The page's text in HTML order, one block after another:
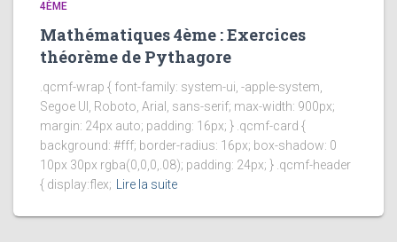
4ÈME
Mathématiques 4ème : Exercices
théorème de Pythagore
.qcmf-wrap { font-family: system-ui, -apple-system,
Segoe UI, Roboto, Arial, sans-serif; max-width: 900px;
margin: 24px auto; padding: 16px; } .qcmf-card {
background: #fff; border-radius: 16px; box-shadow: 0
10px 30px rgba(0,0,0,.08); padding: 24px; } .qcmf-header
{ display:flex; Lire la suite